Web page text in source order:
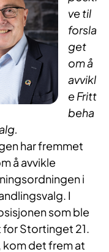
ve til
forsla
get
om å
avvikl
e Fritt
beha
har fremmet
å avvikle
i
I
som ble
Stortinget 21.
det frem at